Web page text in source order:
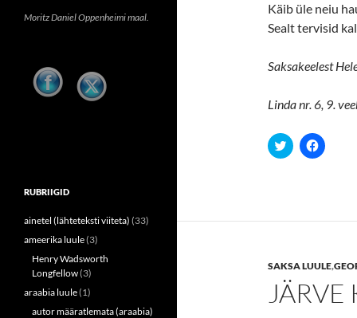
Käib üle neiu
Sealt tervisid
Saksakeelest
Linda nr. 6, 9.
C
l
h
o
n
T
w
C
l
h
o
F
a
SAKSA LUULE,
JÄRVE
Moritz Daniel Oppenheimi maal.
RUBRIIGID
ainetel (lähteteksti viiteta) (33)
ameerika luule(3)
Henry Wadsworth
Longfellow(3)
araabia luule(1)
autor määratlemata (araabia)